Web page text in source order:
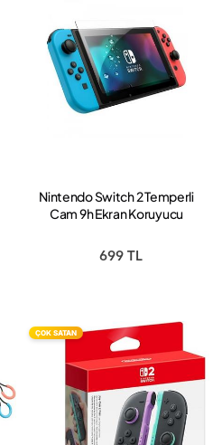
Nintendo Switch 2 Temperli
Cam 9h Ekran Koruyucu
699 TL
ÇOK SATAN